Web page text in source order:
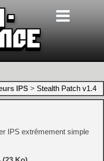
IPS > Stealth Patch v1.4
IPS extrêmement simple